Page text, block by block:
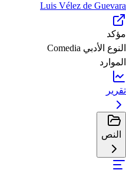
Luis Vélez de Guevara
مؤكد
النوع الأدبي Comedia
الموارد
تقرير
النص